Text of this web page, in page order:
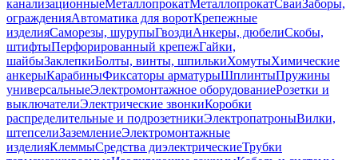
канализационныеМеталлопрокатМеталлопрокатСваиЗаборы,
огражденияАвтоматика для воротКрепежные
изделияСаморезы, шурупыГвоздиАнкеры, дюбелиСкобы,
штифтыПерфорированный крепежГайки,
шайбыЗаклепкиБолты, винты, шпилькиХомутыХимические
анкерыКарабиныФиксаторы арматурыШплинтыПружины
универсальныеЭлектромонтажное оборудованиеРозетки и
выключателиЭлектрические звонкиКоробки
распределительные и подрозетникиЭлектропатроныВилки,
штепселиЗаземлениеЭлектромонтажные
изделияКлеммыСредства диэлектрическиеТрубки